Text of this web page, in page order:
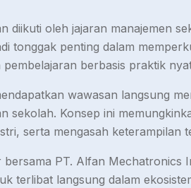
diikuti oleh jajaran manajemen
tonggak penting dalam
berbasis praktik
wawasan langsung
sekolah. Konsep ini
serta mengasah keterampilan
PT. Alfan Mechatronics
terlibat langsung dalam